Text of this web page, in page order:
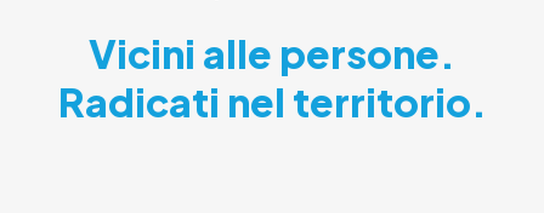
Vicini alle persone.
Radicati nel territorio.